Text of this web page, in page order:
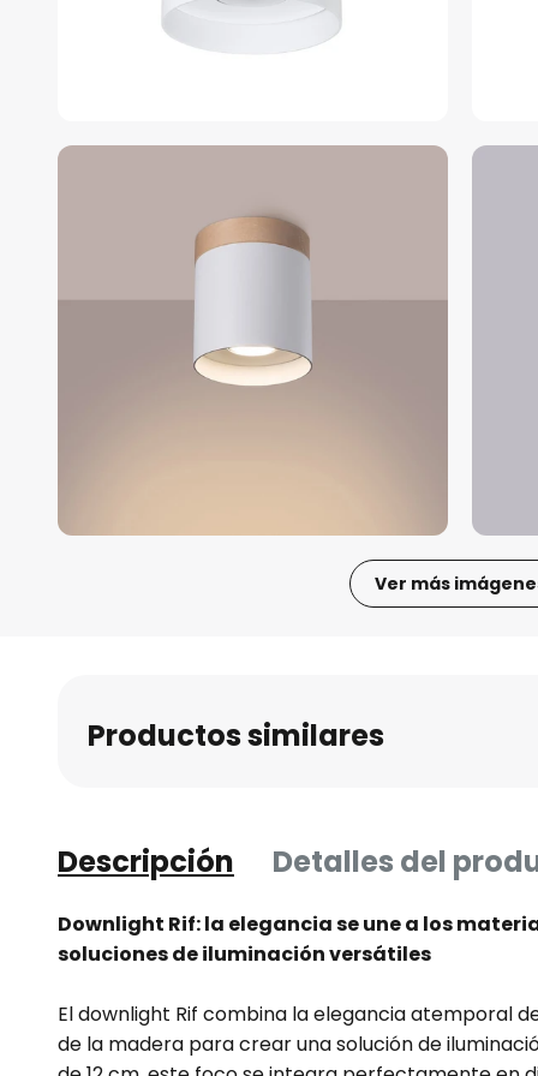
Ver más
Productos similares
Descripción Detalles del
Downlight Rif: la elegancia se une a los
soluciones de iluminación versátiles
El downlight Rif combina la elegancia atemporal
de la madera para crear una solución de